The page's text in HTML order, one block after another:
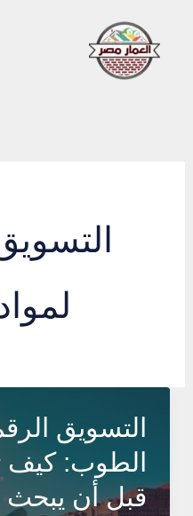
المحتوى
التسويق
الطوب: كيف
قبل أن